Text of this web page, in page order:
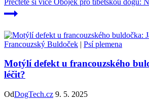
Francouzský Buldoček | Psí plemena
Motýlí defekt u francouzského
léčit?
OdDogTech.cz 9. 5. 2025